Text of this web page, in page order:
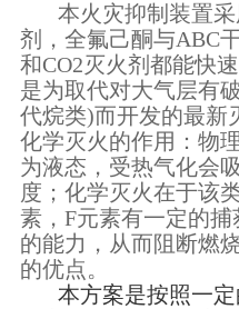
本火灾抑制装置
剂，全氟己酮与ABC
和CO2灭火剂都能快
是为取代对大气层有
代烷类)而开发的最新
化学灭火的作用：物
为液态，受热气化会
度；化学灭火在于该
素，F元素有一定的
的能力，从而阻断燃
的优点。
本方案是按照一